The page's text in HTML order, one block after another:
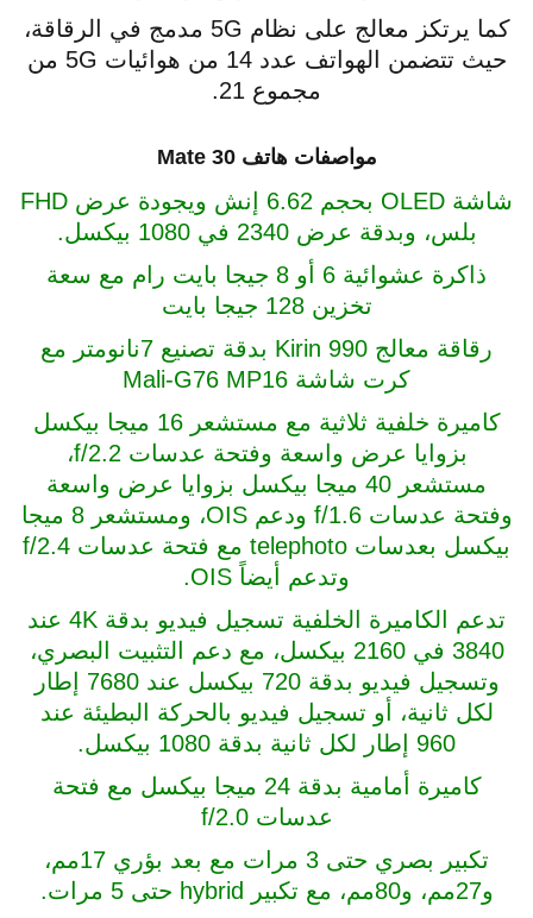
كما يرتكز معالج على نظام 5G مدمج في الرقاقة،
حيث تتضمن الهواتف عدد 14 من هوائيات 5G من
مجموع 21.
مواصفات هاتف Mate 30
شاشة OLED بحجم 6.62 إنش ويجودة عرض FHD
بلس، وبدقة عرض 2340 في 1080 بيكسل.
ذاكرة عشوائية 6 أو 8 جيجا بايت رام مع سعة
تخزين 128 جيجا بايت
رقاقة معالج Kirin 990 بدقة تصنيع 7نانومتر مع
كرت شاشة Mali-G76 MP16
كاميرة خلفية ثلاثية مع مستشعر 16 ميجا بيكسل
بزوايا عرض واسعة وفتحة عدسات f/2.2،
مستشعر 40 ميجا بيكسل بزوايا عرض واسعة
وفتحة عدسات f/1.6 ودعم OIS، ومستشعر 8 ميجا
بيكسل بعدسات telephoto مع فتحة عدسات f/2.4
وتدعم أيضاً OIS.
تدعم الكاميرة الخلفية تسجيل فيديو بدقة 4K عند
3840 في 2160 بيكسل، مع دعم التثبيت البصري،
وتسجيل فيديو بدقة 720 بيكسل عند 7680 إطار
لكل ثانية، أو تسجيل فيديو بالحركة البطيئة عند
960 إطار لكل ثانية بدقة 1080 بيكسل.
كاميرة أمامية بدقة 24 ميجا بيكسل مع فتحة
عدسات f/2.0
تكبير بصري حتى 3 مرات مع بعد بؤري 17مم،
و27مم، و80مم، مع تكبير hybrid حتى 5 مرات.